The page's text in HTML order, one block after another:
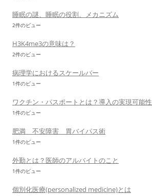
睡眠の謎、睡眠の役割、メカニズム
2件のビュー
H3K4me3の意味は？
2件のビュー
病理学におけるスケールバー
1件のビュー
ワクチン・パスポートとは？導入の実現可能性
1件のビュー
肥満 不安障害 胃バイパス術
1件のビュー
外勤とは？医師のアルバイトのこと
1件のビュー
個別化医療(personalized medicine)とは